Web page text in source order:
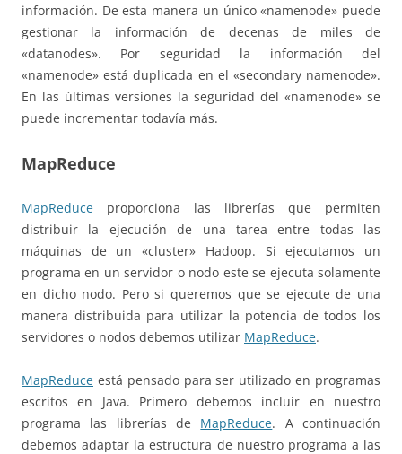
información. De esta manera un único «namenode» puede
gestionar la información de decenas de miles de
«datanodes». Por seguridad la información del
«namenode» está duplicada en el «secondary namenode».
En las últimas versiones la seguridad del «namenode» se
puede incrementar todavía más.
MapReduce
MapReduce proporciona las librerías que permiten
distribuir la ejecución de una tarea entre todas las
máquinas de un «cluster» Hadoop. Si ejecutamos un
programa en un servidor o nodo este se ejecuta solamente
en dicho nodo. Pero si queremos que se ejecute de una
manera distribuida para utilizar la potencia de todos los
servidores o nodos debemos utilizar MapReduce.
MapReduce está pensado para ser utilizado en programas
escritos en Java. Primero debemos incluir en nuestro
programa las librerías de MapReduce. A continuación
debemos adaptar la estructura de nuestro programa a las